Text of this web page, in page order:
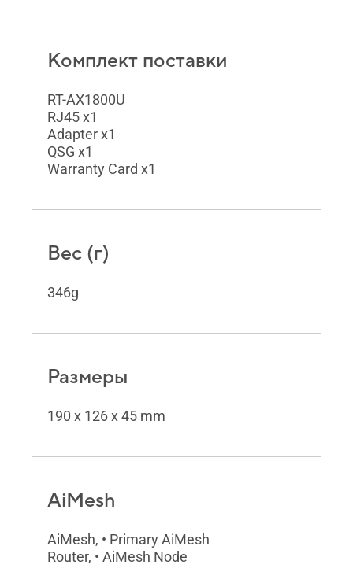
Комплект поставки
RT-AX1800U
RJ45 x1
Adapter x1
QSG x1
Warranty Card x1
Вес (г)
346g
Размеры
190 x 126 x 45 mm
AiMesh
AiMesh, • Primary AiMesh
Router, • AiMesh Node